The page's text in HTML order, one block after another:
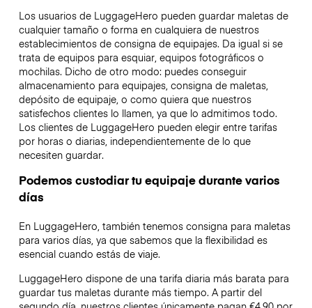
Los usuarios de LuggageHero pueden guardar maletas de
cualquier tamaño o forma en cualquiera de nuestros
establecimientos de consigna de equipajes. Da igual si se
trata de equipos para esquiar, equipos fotográficos o
mochilas. Dicho de otro modo: puedes conseguir
almacenamiento para equipajes, consigna de maletas,
depósito de equipaje, o como quiera que nuestros
satisfechos clientes lo llamen, ya que lo admitimos todo.
Los clientes de LuggageHero pueden elegir entre tarifas
por horas o diarias, independientemente de lo que
necesiten guardar.
Podemos custodiar tu equipaje durante varios
días
En LuggageHero, también tenemos consigna para maletas
para varios días, ya que sabemos que la flexibilidad es
esencial cuando estás de viaje.
LuggageHero dispone de una tarifa diaria más barata para
guardar tus maletas durante más tiempo. A partir del